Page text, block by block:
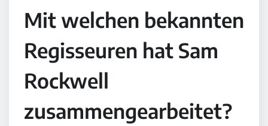
Mit welchen bekannten
Regisseuren hat Sam
Rockwell
zusammengearbeitet?